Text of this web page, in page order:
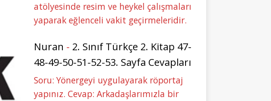
atölyesinde resim ve heykel çalışmaları
yaparak eğlenceli vakit geçirmeleridir.
Nuran - 2. Sınıf Türkçe 2. Kitap 47-
48-49-50-51-52-53. Sayfa Cevapları
Soru: Yönergeyi uygulayarak röportaj
yapınız. Cevap: Arkadaşlarımızla bir